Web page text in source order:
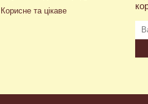
Корисне та цікаве